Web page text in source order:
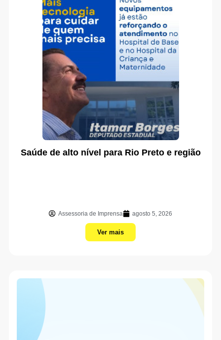
Saúde de alto nível para Rio Preto e região
Assessoria de Imprensa agosto 5, 2026
Ver mais